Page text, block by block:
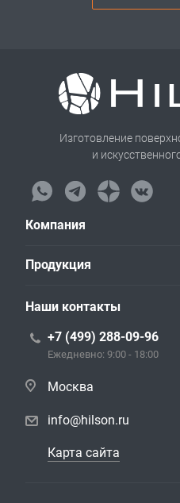
Изготовление
и
Компания
Продукция
Наши контакты
+7 (499) 288-09-96
Ежедневно: 9:00 - 18:00
Москва
info@hilson.ru
Карта сайта